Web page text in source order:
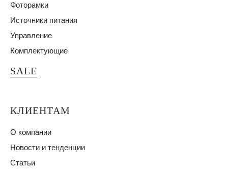
Фоторамки
Источники питания
Управление
Комплектующие
SALE
КЛИЕНТАМ
О компании
Новости и тенденции
Статьи